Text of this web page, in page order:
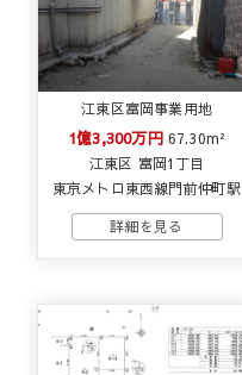
江東区富岡事業用地
1億3,300万円 67.30m²
江東区 富岡1丁目
東京メトロ東西線門前仲町駅